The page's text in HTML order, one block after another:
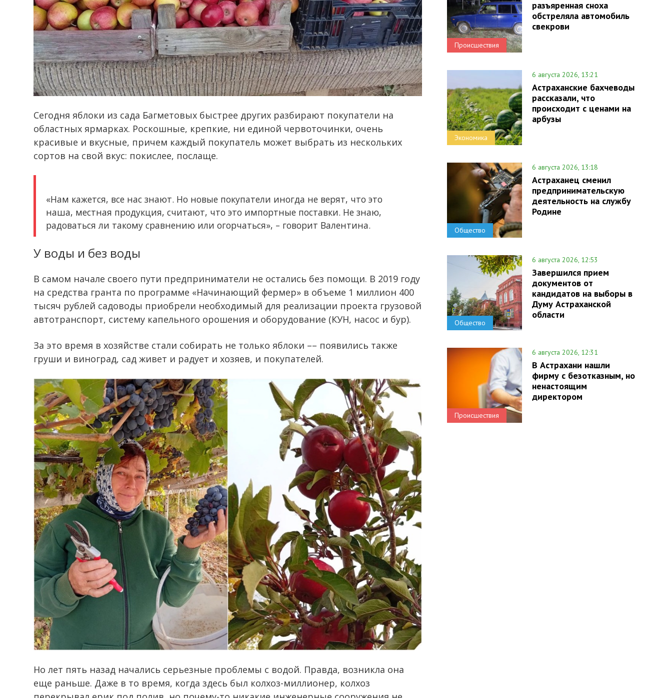
Сегодня яблоки из сада Багметовых быстрее других разбирают покупатели на
областных ярмарках. Роскошные, крепкие, ни единой червоточинки, очень
красивые и вкусные, причем каждый покупатель может выбрать из нескольких
сортов на свой вкус: покислее, послаще.
«Нам кажется, все нас знают. Но новые покупатели иногда не верят, что это
наша, местная продукция, считают, что это импортные поставки. Не знаю,
радоваться ли такому сравнению или огорчаться», – говорит Валентина.
У воды и без воды
В самом начале своего пути предприниматели не остались без помощи. В 2019 году
на средства гранта по программе «Начинающий фермер» в объеме 1 миллион 400
тысяч рублей садоводы приобрели необходимый для реализации проекта грузовой
автотранспорт, систему капельного орошения и оборудование (КУН, насос и бур).
За это время в хозяйстве стали собирать не только яблоки –– появились также
груши и виноград, сад живет и радует и хозяев, и покупателей.
Но лет пять назад начались серьезные проблемы с водой. Правда, возникла она
еще раньше. Даже в то время, когда здесь был колхоз-миллионер, колхоз
Происшествия
разъяренная сноха
обстреляла автомобиль
свекрови
Экономика
6 августа 2026, 13:21
Астраханские бахчеводы
рассказали, что
происходит с ценами на
арбузы
Общество
6 августа 2026, 13:18
Астраханец сменил
предпринимательскую
деятельность на службу
Родине
Общество
6 августа 2026, 12:53
Завершился прием
документов от
кандидатов на выборы в
Думу Астраханской
области
Происшествия
6 августа 2026, 12:31
В Астрахани нашли
фирму с безотказным, но
ненастоящим
директором